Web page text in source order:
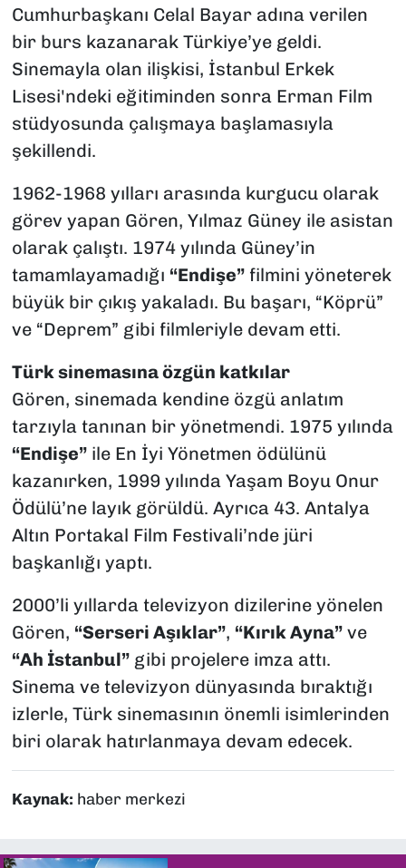
Cumhurbaşkanı Celal Bayar adına verilen
bir burs kazanarak Türkiye’ye geldi.
Sinemayla olan ilişkisi, İstanbul Erkek
Lisesi'ndeki eğitiminden sonra Erman Film
stüdyosunda çalışmaya başlamasıyla
şekillendi.
1962-1968 yılları arasında kurgucu olarak
görev yapan Gören, Yılmaz Güney ile asistan
olarak çalıştı. 1974 yılında Güney’in
tamamlayamadığı “Endişe”filmini yöneterek
büyük bir çıkış yakaladı. Bu başarı, “Köprü”
ve “Deprem” gibi filmleriyle devam etti.
Türk sinemasına özgün katkılar
Gören, sinemada kendine özgü anlatım
tarzıyla tanınan bir yönetmendi. 1975 yılında
“Endişe”ile En İyi Yönetmen ödülünü
kazanırken, 1999 yılında Yaşam Boyu Onur
Ödülü’ne layık görüldü. Ayrıca 43. Antalya
Altın Portakal Film Festivali’nde jüri
başkanlığı yaptı.
2000’li yıllarda televizyon dizilerine yönelen
Gören, “Serseri Aşıklar”, “Kırık Ayna”ve
“Ah İstanbul”gibi projelere imza attı.
Sinema ve televizyon dünyasında bıraktığı
izlerle, Türk sinemasının önemli isimlerinden
biri olarak hatırlanmaya devam edecek.
Kaynak: haber merkezi